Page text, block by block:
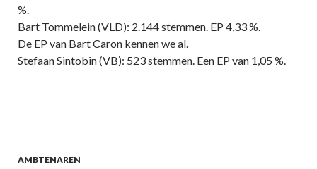
%.
Bart Tommelein (VLD): 2.144 stemmen. EP 4,33 %.
De EP van Bart Caron kennen we al.
Stefaan Sintobin (VB): 523 stemmen. Een EP van 1,05 %.
AMBTENAREN